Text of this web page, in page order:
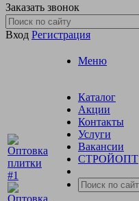
Заказать звонок
Вход Регистрация
Меню
Каталог
Акции
Контакты
Услуги
Вакансии
СТРОЙОПТ